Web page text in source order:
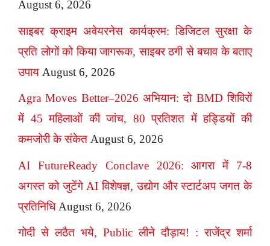
August 6, 2026
साइबर क्राइम अवेयरनेस कार्यक्रम: डिजिटल सुरक्षा के
प्रति लोगों को किया जागरूक, साइबर ठगी से बचाव के बताए
उपाय August 6, 2026
Agra Moves Better–2026 अभियान: दो BMD शिविरों
में 45 महिलाओं की जांच, 80 प्रतिशत में हड्डियों की
कमजोरी के संकेत August 6, 2026
AI FutureReady Conclave 2026: आगरा में 7-8
अगस्त को जुटेंगे AI विशेषज्ञ, उद्योग और स्टार्टअप जगत के
प्रतिनिधि August 6, 2026
गोदी से लठैत भये, Public लीने दौड़ाय! : राजेंद्र शर्मा